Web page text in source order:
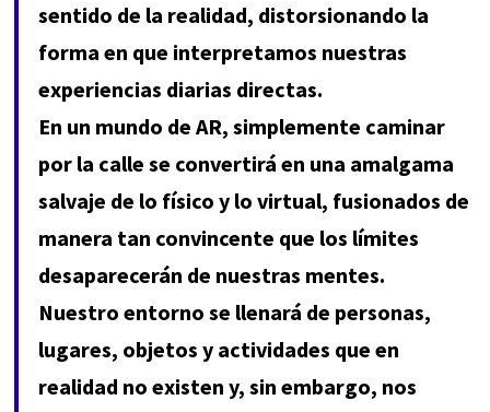
sentido de la realidad, distorsionando la
forma en que interpretamos nuestras
experiencias diarias directas.
En un mundo de AR, simplemente caminar
por la calle se convertirá en una amalgama
salvaje de lo físico y lo virtual, fusionados de
manera tan convincente que los límites
desaparecerán de nuestras mentes.
Nuestro entorno se llenará de personas,
lugares, objetos y actividades que en
realidad no existen y, sin embargo, nos